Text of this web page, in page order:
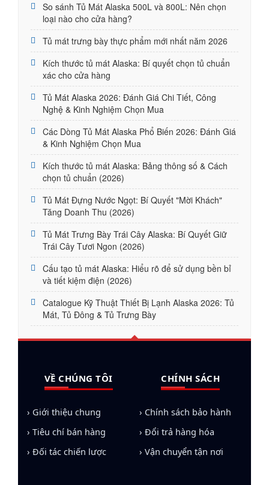
So sánh Tủ Mát Alaska 500L và 800L: Nên chọn
loại nào cho cửa hàng?
Tủ mát trưng bày thực phẩm mới nhất năm 2026
Kích thước tủ mát Alaska: Bí quyết chọn tủ chuẩn
xác cho cửa hàng
Tủ Mát Alaska 2026: Đánh Giá Chi Tiết, Công
Nghệ & Kinh Nghiệm Chọn Mua
Các Dòng Tủ Mát Alaska Phổ Biến 2026: Đánh Giá
& Kinh Nghiệm Chọn Mua
Kích thước tủ mát Alaska: Bảng thông số & Cách
chọn tủ chuẩn (2026)
Tủ Mát Đựng Nước Ngọt: Bí Quyết "Mời Khách"
Tăng Doanh Thu (2026)
Tủ Mát Trưng Bày Trái Cây Alaska: Bí Quyết Giữ
Trái Cây Tươi Ngon (2026)
Cấu tạo tủ mát Alaska: Hiểu rõ để sử dụng bền bỉ
và tiết kiệm điện (2026)
Catalogue Kỹ Thuật Thiết Bị Lạnh Alaska 2026: Tủ
Mát, Tủ Đông & Tủ Trưng Bày
VỀ CHÚNG TÔI
› Giới thiệu chung
› Tiêu chí bán hàng
› Đối tác chiến lược
CHÍNH SÁCH
› Chính sách bảo hành
› Đổi trả hàng hóa
› Vận chuyển tận nơi